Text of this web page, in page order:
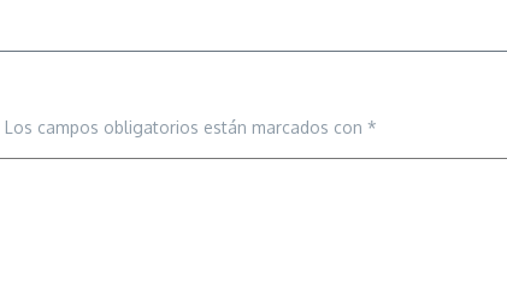
Los campos obligatorios están marcados con *